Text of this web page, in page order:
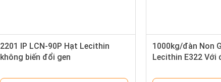
2201 IP LCN-90P Hạt Lecithin
không biến đổi gen
1000kg/đàn Non
Lecithin E322 Với